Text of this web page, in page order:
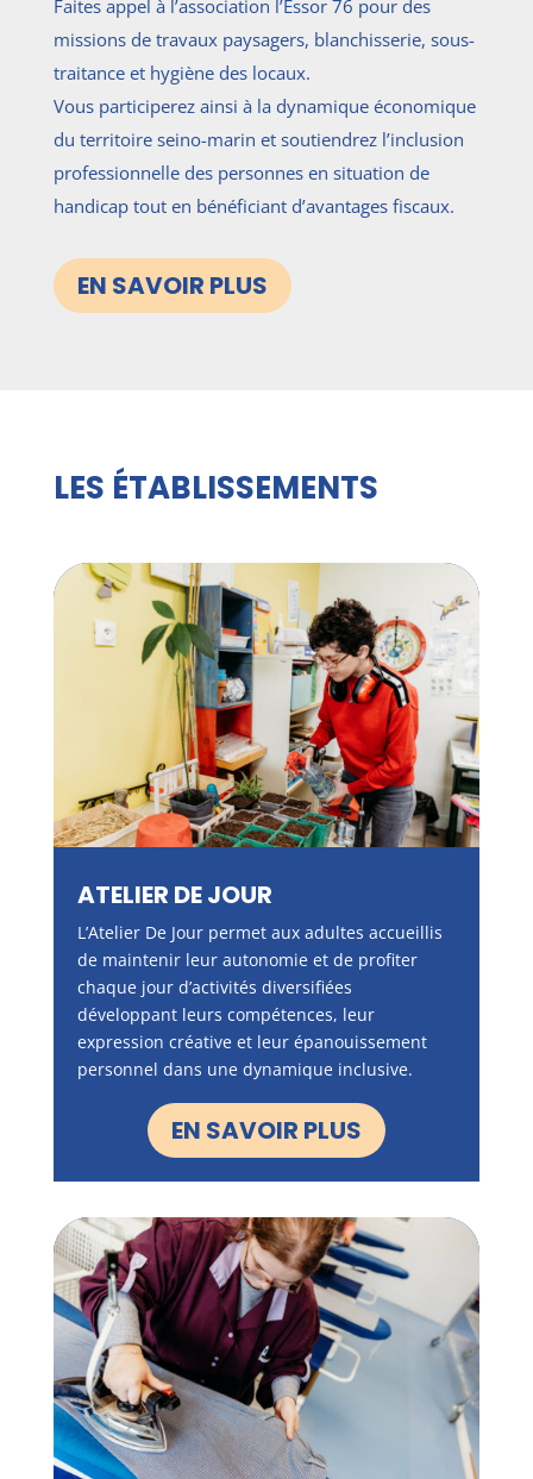
Faites appel à l’association l’Essor 76 pour des
missions de travaux paysagers, blanchisserie, sous-
traitance et hygiène des locaux.
Vous participerez ainsi à la dynamique économique
du territoire seino-marin et soutiendrez l’inclusion
professionnelle des personnes en situation de
handicap tout en bénéficiant d’avantages fiscaux.
EN SAVOIR PLUS
LES ÉTABLISSEMENTS
ATELIER DE JOUR
L’Atelier De Jour permet aux adultes accueillis
de maintenir leur autonomie et de profiter
chaque jour d’activités diversifiées
développant leurs compétences, leur
expression créative et leur épanouissement
personnel dans une dynamique inclusive.
EN SAVOIR PLUS